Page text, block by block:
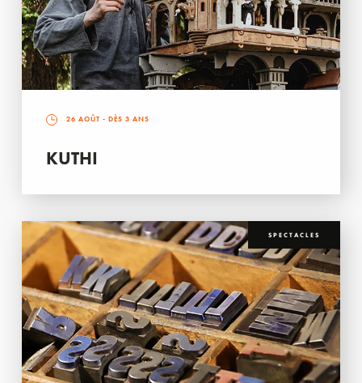
26 AOÛT - DÈS 3 ANS
KUTHI
SPECTACLES